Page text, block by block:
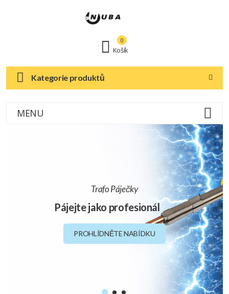
Košík
0
Kategorie produktů
MENU
Trafo Páječky
Pájejte jako profesionál
PROHLÍDNĚTE NABÍDKU